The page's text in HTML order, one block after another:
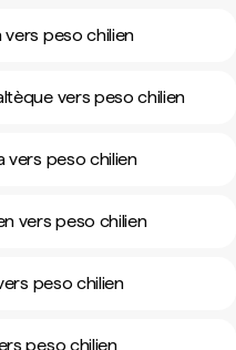
vers peso chilien
vers peso chilien
vers peso chilien
vers peso chilien
peso chilien
peso chilien